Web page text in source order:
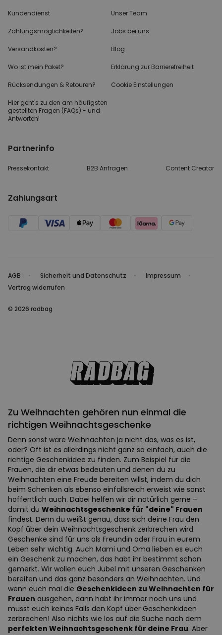
Kundendienst
Zahlungsmöglichkeiten?
Versandkosten?
Wo ist mein Paket?
Rücksendungen & Retouren?
Hier geht's zu den am häufigsten
gestellten Fragen (FAQs) - und
Antworten!
Unser Team
Jobs bei uns
Blog
Erklärung zur Barrierefreiheit
Cookie Einstellungen
Partnerinfo
Pressekontakt B2B Anfragen Content Creator
Zahlungsart
AGB Sicherheit und Datenschutz
Impressum
Vertrag widerrufen
© 2026 radbag
Zu Weihnachten gehören nun einmal die
richtigen Weihnachtsgeschenke
Denn sonst wäre Weihnachten ja nicht das, was es ist,
oder? Oft ist es allerdings nicht ganz so einfach, auch die
richtige Geschenkidee zu finden. Zum Beispiel für die
Frauen, die dir etwas bedeuten und denen du zu
Weihnachten eine Freude bereiten willst, indem du dich
beim Schenken als ebenso einfallsreich erweist wie sonst
hoffentlich auch. Dabei helfen wir dir natürlich gerne –
damit du Weihnachtsgeschenke für "deine" Frauen
findest. Denn du weißt genau, dass sich deine Frau den
Kopf über dein Weihnachtsgeschenk zerbrechen wird.
Geschenke sind für uns als Freundin oder Frau in eurem
Leben sehr wichtig. Auch Mami und Oma lieben es euch
ein Geschenk zu machen, das habt ihr bestimmt schon
gemerkt. Wir wollen euch Jubel mit unseren Geschenken
bereiten und das ganz besonders an Weihnachten. Und
wenn euch mal die Geschenkideen zu Weihnachten für
Frauen ausgehen, dann habt ihr immer noch uns und
müsst euch keines Falls den Kopf über Geschenkideen
zerbrechen! Also nichts wie los auf die Suche nach dem
perfekten Weihnachtsgeschenk für deine Frau. Aber